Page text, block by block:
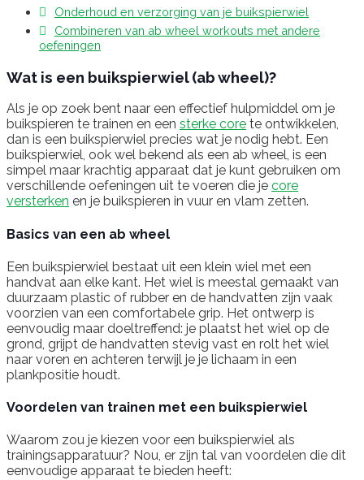
Onderhoud en verzorging van je buikspierwiel
Combineren van ab wheel workouts met andere
oefeningen
Wat is een buikspierwiel (ab wheel)?
Als je op zoek bent naar een effectief hulpmiddel om je
buikspieren te trainen en een sterke core te ontwikkelen,
dan is een buikspierwiel precies wat je nodig hebt. Een
buikspierwiel, ook wel bekend als een ab wheel, is een
simpel maar krachtig apparaat dat je kunt gebruiken om
verschillende oefeningen uit te voeren die je core
versterken en je buikspieren in vuur en vlam zetten.
Basics van een ab wheel
Een buikspierwiel bestaat uit een klein wiel met een
handvat aan elke kant. Het wiel is meestal gemaakt van
duurzaam plastic of rubber en de handvatten zijn vaak
voorzien van een comfortabele grip. Het ontwerp is
eenvoudig maar doeltreffend: je plaatst het wiel op de
grond, grijpt de handvatten stevig vast en rolt het wiel
naar voren en achteren terwijl je je lichaam in een
plankpositie houdt.
Voordelen van trainen met een buikspierwiel
Waarom zou je kiezen voor een buikspierwiel als
trainingsapparatuur? Nou, er zijn tal van voordelen die dit
eenvoudige apparaat te bieden heeft: